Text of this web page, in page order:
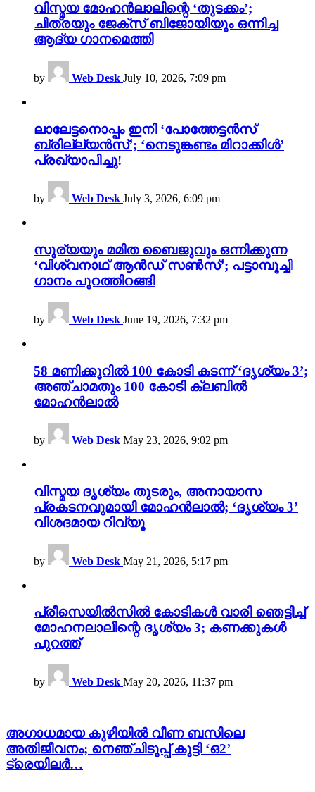
വിസ്മയ മോഹൻലാലിന്റെ ‘തുടക്കം’;
ചിത്രയും ജേക്സ് ബിജോയിയും ഒന്നിച്ച
ആദ്യ ഗാനമെത്തി
by Web Desk July 10, 2026, 7:09 pm
ലാലേട്ടനൊപ്പം ഇനി ‘പോത്തേട്ടൻസ്
ബ്രില്ല്യൻസ്’; ‘നെടുങ്കണ്ടം മിറാക്കിൾ’
പ്രഖ്യാപിച്ചു!
by Web Desk July 3, 2026, 6:09 pm
സൂര്യയും മമിത ബൈജുവും ഒന്നിക്കുന്ന
‘വിശ്വനാഥ് ആൻഡ് സൺസ്’; പട്ടാമ്പൂച്ചി
ഗാനം പുറത്തിറങ്ങി
by Web Desk June 19, 2026, 7:32 pm
58 മണിക്കൂറിൽ 100 കോടി കടന്ന് ‘ദൃശ്യം 3’;
അഞ്ചാമതും 100 കോടി ക്ലബിൽ
മോഹൻലാൽ
by Web Desk May 23, 2026, 9:02 pm
വിസ്മയ ദൃശ്യം തുടരും, അനായാസ
പ്രകടനവുമായി മോഹൻലാൽ; ‘ദൃശ്യം 3’
വിശദമായ റിവ്യൂ
by Web Desk May 21, 2026, 5:17 pm
പ്രീസെയിൽസിൽ കോടികൾ വാരി ഞെട്ടിച്ച്
മോഹനലാലിന്റെ ദൃശ്യം 3; കണക്കുകൾ
പുറത്ത്
by Web Desk May 20, 2026, 11:37 pm
അഗാധമായ കുഴിയിൽ വീണ ബസിലെ
അതിജീവനം; നെഞ്ചിടുപ്പ് കൂട്ടി ‘ഒ2’
ട്രെയിലര്‍…